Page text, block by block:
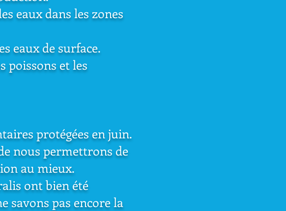
eaux dans les zones
eaux de surface.
poissons et les
protégées en juin.
nous permettrons de
au mieux.
ont bien été
savons pas encore la